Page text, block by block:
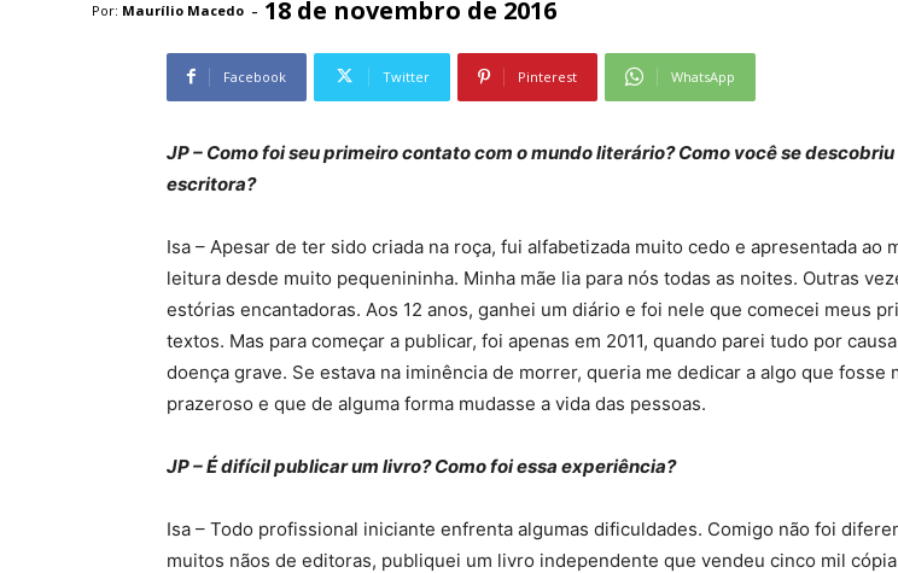
Por: Maurílio Macedo - 18 de novembro de 2016
Facebook Twitter Pinterest WhatsApp
JP – Como foi seu primeiro contato com o mundo literário? Como você se
escritora?
Isa – Apesar de ter sido criada na roça, fui alfabetizada muito cedo e apresentada ao
leitura desde muito pequenininha. Minha mãe lia para nós todas as noites. Outras
estórias encantadoras. Aos 12 anos, ganhei um diário e foi nele que comecei meus
textos. Mas para começar a publicar, foi apenas em 2011, quando parei tudo por
doença grave. Se estava na iminência de morrer, queria me dedicar a algo que fosse
prazeroso e que de alguma forma mudasse a vida das pessoas.
JP – É difícil publicar um livro? Como foi essa experiência?
Isa – Todo profissional iniciante enfrenta algumas dificuldades. Comigo não foi
muitos nãos de editoras, publiquei um livro independente que vendeu cinco mil